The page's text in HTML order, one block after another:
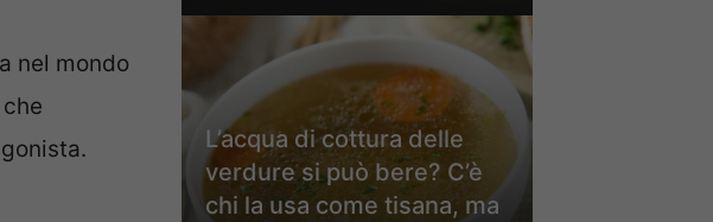
nel mondo
L’acqua di cottura delle
verdure si può bere? C’è
chi la usa come tisana, ma